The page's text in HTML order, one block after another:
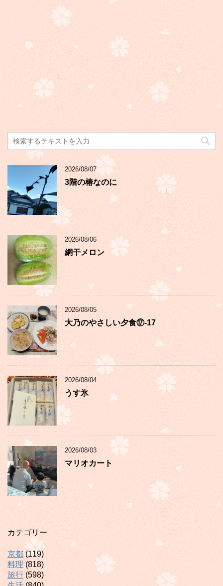
2026/08/07
3階の椿なのに
2026/08/06
網干メロン
2026/08/05
大乃のやさしい夕食⑰-17
2026/08/04
うす氷
2026/08/03
マリオカート
カテゴリー
京都 (119)
料理 (818)
旅行 (598)